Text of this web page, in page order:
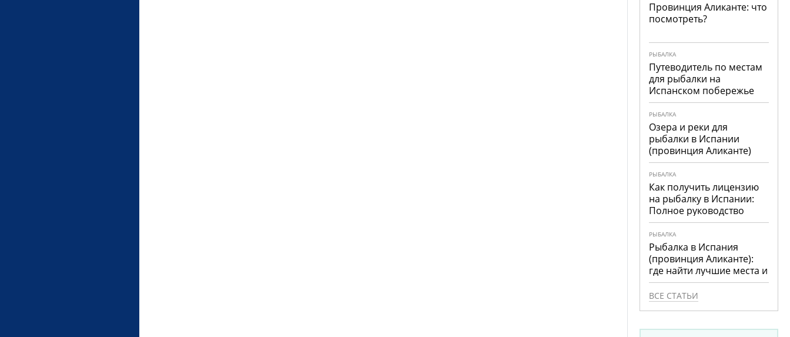
Провинция Аликанте: что
посмотреть?
РЫБАЛКА
Путеводитель по местам
для рыбалки на
Испанском побережье
РЫБАЛКА
Озера и реки для
рыбалки в Испании
(провинция Аликанте)
РЫБАЛКА
Как получить лицензию
на рыбалку в Испании:
Полное руководство
РЫБАЛКА
Рыбалка в Испания
(провинция Аликанте):
где найти лучшие места и
что ловить
ВСЕ СТАТЬИ